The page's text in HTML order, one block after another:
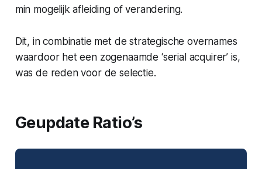
min mogelijk afleiding of verandering.
Dit, in combinatie met de strategische overnames
waardoor het een zogenaamde ‘serial acquirer’ is,
was de reden voor de selectie.
Geupdate Ratio’s